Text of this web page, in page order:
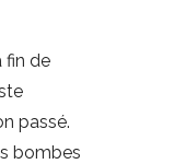
fin de
passé.
bombes